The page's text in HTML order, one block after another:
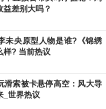
益差别大吗？
未央原型人物是谁?《锦绣
样? 当前热议
滑索被卡悬停高空：风大导
_世界热议